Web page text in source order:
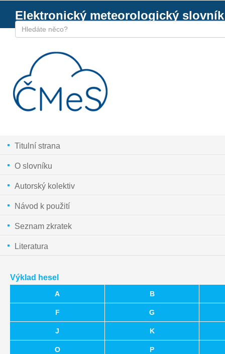
Elektronický meteorologický slovník
Titulní strana
O slovníku
Autorský kolektiv
Návod k použití
Seznam zkratek
Literatura
Výklad hesel
A B
F G
J K
O P